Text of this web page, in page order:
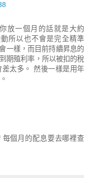
放一個月的話就是大約
所以也不會是完全精準
一樣，而目前持續昇息的
期殖利率，所以被扣的稅
太多。 然後一樣是用年
個月的配息要去哪裡查